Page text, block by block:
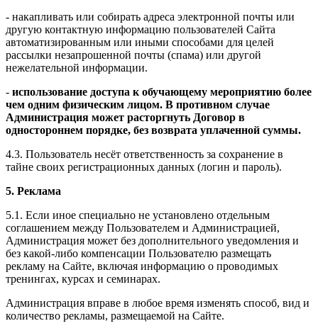
- накапливать или собирать адреса электронной почты или
другую контактную информацию пользователей Сайта
автоматизированным или иными способами для целей
рассылки незапрошенной почты (спама) или другой
нежелательной информации.
- использование доступа к обучающему мероприятию более
чем одним физическим лицом. В противном случае
Администрация может расторгнуть Договор в
одностороннем порядке, без возврата уплаченной суммы.
4.3. Пользователь несёт ответственность за сохранение в
тайне своих регистрационных данных (логин и пароль).
5. Реклама
5.1. Если иное специально не установлено отдельным
соглашением между Пользователем и Администрацией,
Администрация может без дополнительного уведомления и
без какой-либо компенсации Пользователю размещать
рекламу на Сайте, включая информацию о проводимых
тренингах, курсах и семинарах.
Администрация вправе в любое время изменять способ, вид и
количество рекламы, размещаемой на Сайте.